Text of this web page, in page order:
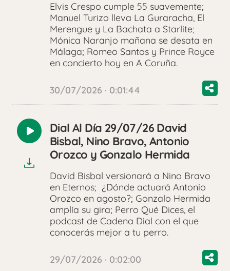
Elvis Crespo cumple 55 suavemente;
Manuel Turizo lleva La Guraracha, El
Merengue y La Bachata a Starlite;
Mónica Naranjo mañana se desata en
Málaga; Romeo Santos y Prince Royce
en concierto hoy en A Coruña.
30/07/2026 · 0:01:44
Reproducir
audio
Dial Al Día 29/07/26 David
Bisbal, Nino Bravo, Antonio
Orozco y Gonzalo Hermida
David Bisbal versionará a Nino Bravo
en Eternos; ¿Dónde actuará Antonio
Orozco en agosto?; Gonzalo Hermida
amplía su gira; Perro Qué Dices, el
podcast de Cadena Dial con el que
conocerás mejor a tu perro.
29/07/2026 · 0:02:00